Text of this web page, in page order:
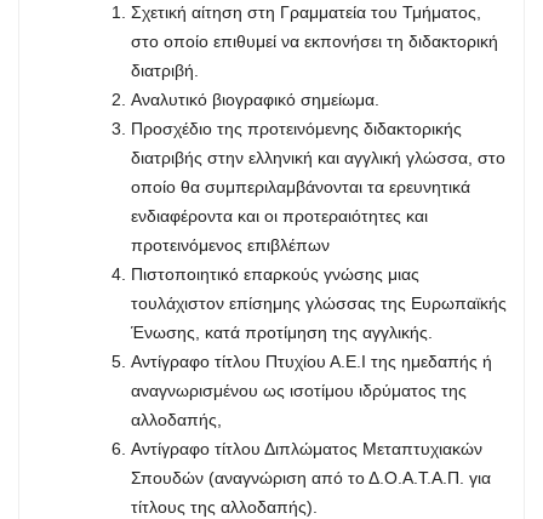
Σχετική αίτηση στη Γραμματεία του Τμήματος,
στο οποίο επιθυμεί να εκπονήσει τη διδακτορική
διατριβή.
Αναλυτικό βιογραφικό σημείωμα.
Προσχέδιο της προτεινόμενης διδακτορικής
διατριβής στην ελληνική και αγγλική γλώσσα, στο
οποίο θα συμπεριλαμβάνονται τα ερευνητικά
ενδιαφέροντα και οι προτεραιότητες και
προτεινόμενος επιβλέπων
Πιστοποιητικό επαρκούς γνώσης μιας
τουλάχιστον επίσημης γλώσσας της Ευρωπαϊκής
Ένωσης, κατά προτίμηση της αγγλικής.
Αντίγραφο τίτλου Πτυχίου Α.Ε.Ι της ημεδαπής ή
αναγνωρισμένου ως ισοτίμου ιδρύματος της
αλλοδαπής,
Αντίγραφο τίτλου Διπλώματος Μεταπτυχιακών
Σπουδών (αναγνώριση από το Δ.Ο.Α.Τ.Α.Π. για
τίτλους της αλλοδαπής).